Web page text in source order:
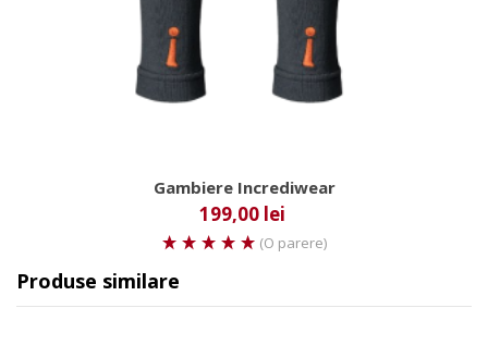
Gambiere Incrediwear
199,00 lei
(O parere)
Produse similare